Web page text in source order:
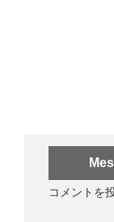
コメントを